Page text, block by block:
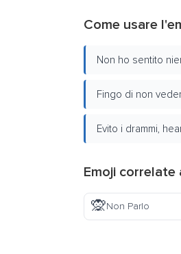
Come usare
Non ho sentito
Fingo di non
Evito i drammi,
Emoji correlate
🙊Non Parlo